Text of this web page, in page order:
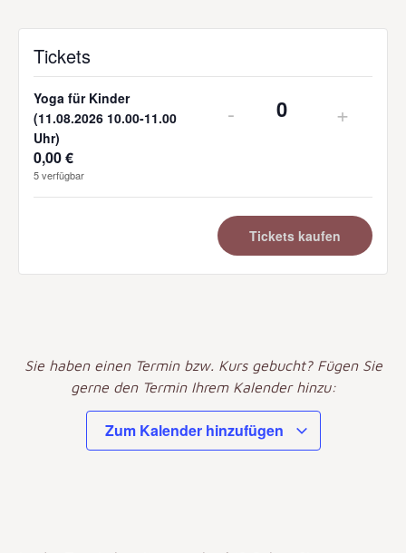
Tickets
Yoga für Kinder
(11.08.2026 10.00-11.00
Uhr)
0,00€
5verfügbar
- Anzahl +
Tickets kaufen
Sie haben einen Termin bzw. Kurs gebucht? Fügen Sie
gerne den Termin Ihrem Kalender hinzu:
Zum Kalender hinzufügen